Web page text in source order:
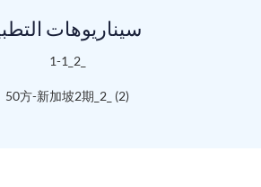
سيناريوهات